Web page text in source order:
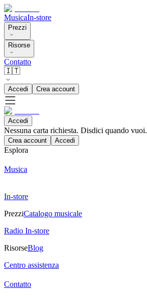
MusicaIn-store
Prezzi
Risorse
Contatto
🇮🇹
Accedi Crea account
Accedi
Nessuna carta richiesta. Disdici quando vuoi.
Crea account Accedi
Esplora
Musica
In-store
PrezziCatalogo musicale
Radio In-store
RisorseBlog
Centro assistenza
Contatto